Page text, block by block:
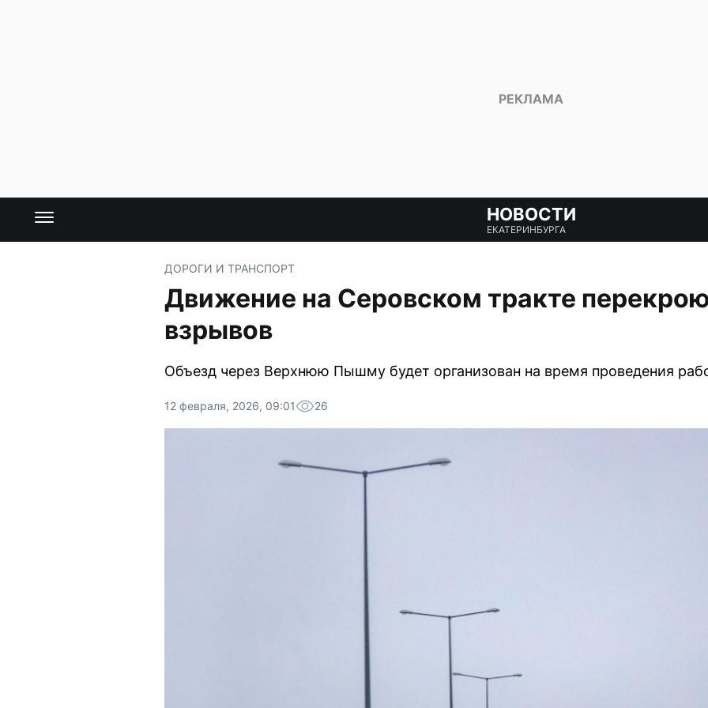
НОВОСТИ
ЕКАТЕРИНБУРГА
ДОРОГИ И ТРАНСПОРТ
Движение на Серовском тракте
взрывов
Объезд через Верхнюю Пышму будет организован на время проведения
12 февраля, 2026, 09:01 26